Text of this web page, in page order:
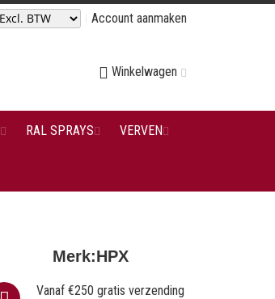
Account aanmaken
Winkelwagen
RAL SPRAYS VERVEN
Merk:HPX
Vanaf €250 gratis verzending